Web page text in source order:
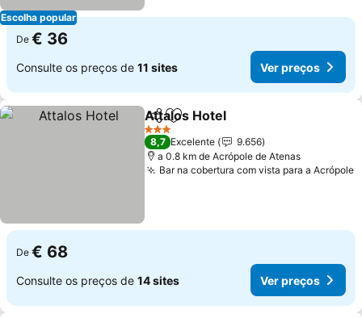
Escolha popular
De € 36
Consulte os preços de 11 sites Ver preços
PartilharAdicionar aos favoritos
Attalos Hotel
3 Estrelas
8,7 Excelente
9.656
a 0.8 km de Acrópole de Atenas
Bar na cobertura com vista para a Acrópole
De € 68
Consulte os preços de 14 sites Ver preços